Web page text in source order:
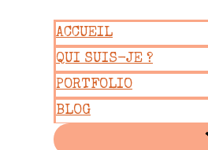
contenu
ACCUEIL
QUI SUIS-JE ?
PORTFOLIO
BLOG